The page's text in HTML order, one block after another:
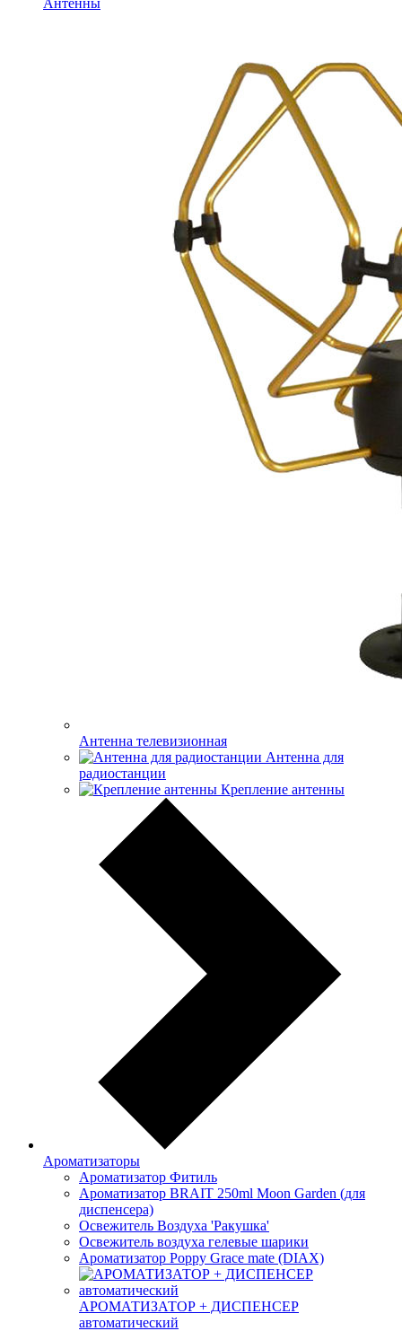
Антенна телевизионная
Антенна для
радиостанции
Крепление антенны
Ароматизаторы
Ароматизатор Фитиль
Ароматизатор BRAIT 250ml Moon Garden (для
диспенсера)
Освежитель Воздуха 'Ракушка'
Освежитель воздуха гелевые шарики
Ароматизатор Poppy Grace mate (DIAX)
АРОМАТИЗАТОР + ДИСПЕНСЕР
автоматический